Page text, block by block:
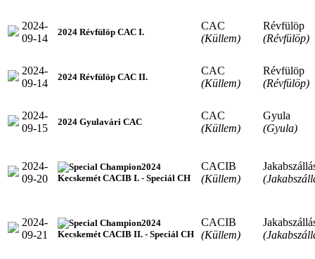
2024-
09-14
2024 Révfülöp CAC I.
CAC
(Küllem)
Révfülöp
(Révfülöp)
2024-
09-14
2024 Révfülöp CAC II.
CAC
(Küllem)
Révfülöp
(Révfülöp)
2024-
09-15
2024 Gyulavári CAC
CAC
(Küllem)
Gyula
(Gyula)
2024-
09-20
2024
Kecskemét CACIB I. - Speciál CH
CACIB
(Küllem)
2024-
09-21
2024
Kecskemét CACIB II. - Speciál CH
CACIB
(Küllem)